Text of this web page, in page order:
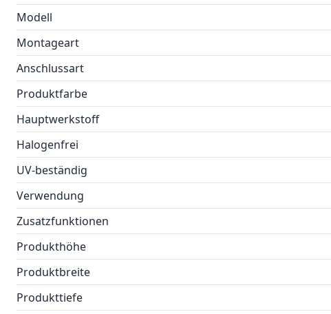
Modell
Montageart
Anschlussart
Produktfarbe
Hauptwerkstoff
Halogenfrei
UV-beständig
Verwendung
Zusatzfunktionen
Produkthöhe
Produktbreite
Produkttiefe